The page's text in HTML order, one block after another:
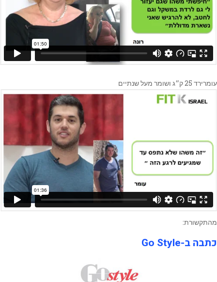
עומרירד 25 ק״ג ושומר מעל שנתיים
מהתקשורת:
כתבה ב-Go Style